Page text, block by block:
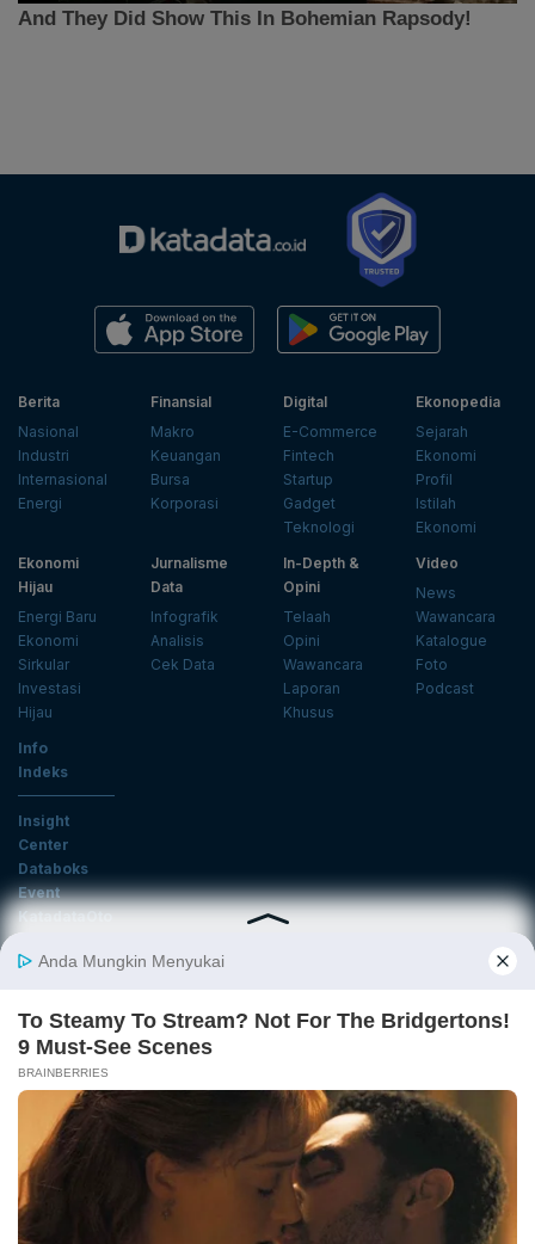
Berita
Nasional
Industri
Internasional
Energi
Finansial
Makro
Keuangan
Bursa
Korporasi
Digital
E-Commerce
Fintech
Startup
Gadget
Teknologi
Ekonopedia
Sejarah
Ekonomi
Profil
Istilah
Ekonomi
Ekonomi
Hijau
Energi Baru
Ekonomi
Sirkular
Investasi
Hijau
Jurnalisme
Data
Infografik
Analisis
Cek Data
In-Depth &
Opini
Telaah
Opini
Wawancara
Laporan
Khusus
Video
News
Wawancara
Katalogue
Foto
Podcast
Info
Indeks
Insight
Center
Databoks
Event
KatadataOto
Email
Daftar
Tentang Katadata Advertising Karier
Pedoman Media Siber
Disclaimer
Hubungi Kami
©2025 Katadata. Hak cipta dilindungi Undang-undang.